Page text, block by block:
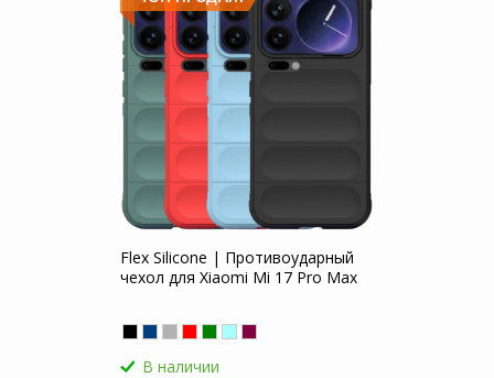
Flex Silicone | Противоударный
чехол для Xiaomi Mi 17 Pro Max
В наличии